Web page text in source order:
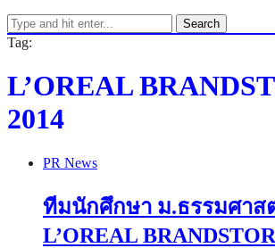
Search
Tag:
L’OREAL
2014
PR News
ทีมนักศึกษา ม.ธรรมศาส
L’OREAL